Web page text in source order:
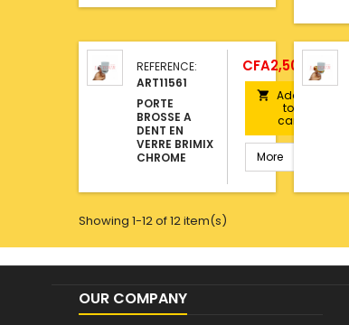
REFERENCE:
ART11561
PORTE
BROSSE A
DENT EN
VERRE BRIMIX
CHROME
Price
CFA2,500.00

Add
to
cart
More
Showing 1-12 of 12 item(s)
OUR COMPANY